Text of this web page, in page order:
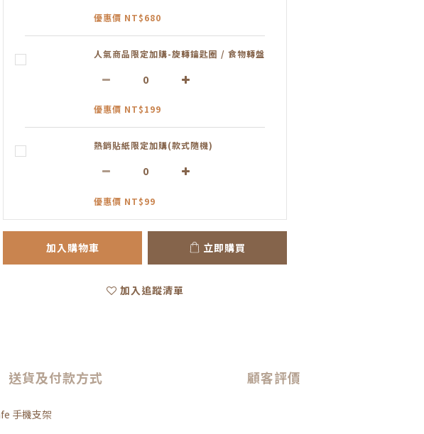
優惠價 NT$680
人氣商品限定加購-旋轉鑰匙圈 / 食物轉盤
優惠價 NT$199
熱銷貼紙限定加購(款式隨機)
優惠價 NT$99
加入購物車 立即購買
加入追蹤清單
送貨及付款方式 顧客評價
手機支架